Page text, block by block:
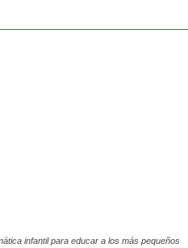
infantil para educar a los más pequeños